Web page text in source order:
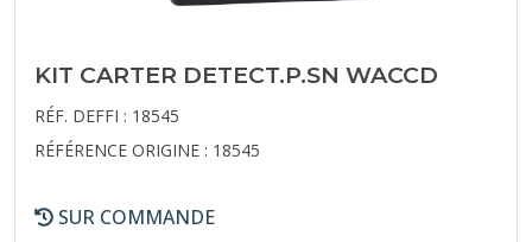
KIT CARTER DETECT.P.SN WACCD
RÉF. DEFFI : 18545
RÉFÉRENCE ORIGINE : 18545
SUR COMMANDE